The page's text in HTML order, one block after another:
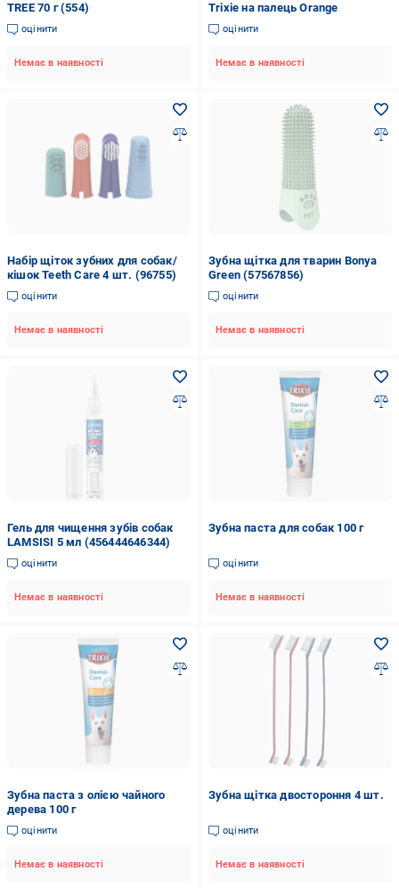
TREE 70 г (554)
оцінити
Немає в наявності
Trixie на палець Orange
оцінити
Немає в наявності
Набір щіток зубних для собак/
кішок Teeth Care 4 шт. (96755)
оцінити
Немає в наявності
Зубна щітка для тварин Bonya
Green (57567856)
оцінити
Немає в наявності
Гель для чищення зубів собак
LAMSISI 5 мл (456444646344)
оцінити
Немає в наявності
Зубна паста для собак 100 г
оцінити
Немає в наявності
Зубна паста з олією чайного
дерева 100 г
оцінити
Немає в наявності
Зубна щітка двостороння 4 шт.
оцінити
Немає в наявності